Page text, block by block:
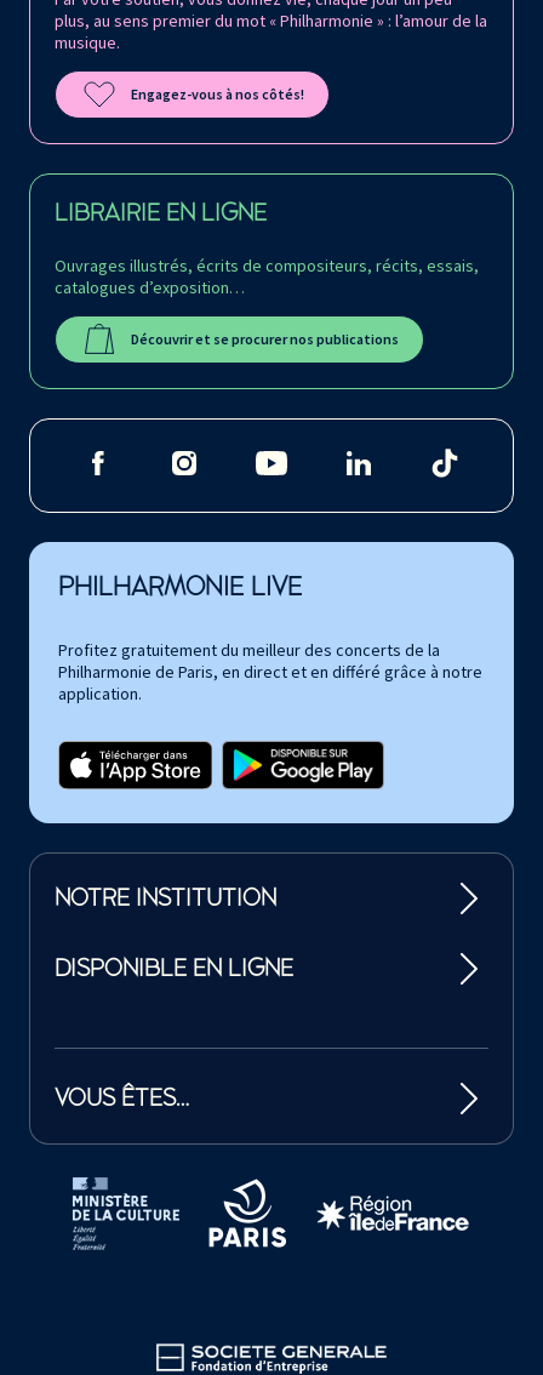
plus, au sens premier du mot « Philharmonie » : l’amour de la
musique.
Engagez-vous à nos côtés!
LIBRAIRIE EN LIGNE
Ouvrages illustrés, écrits de compositeurs, récits, essais,
catalogues d’exposition…
Découvrir et se procurer nos publications
PHILHARMONIE LIVE
Profitez gratuitement du meilleur des concerts de la
Philharmonie de Paris, en direct et en différé grâce à notre
application.
NOTRE INSTITUTION
DISPONIBLE EN LIGNE
VOUS ÊTES…
Tutelles et mécènes de la Philharmonie de Paris